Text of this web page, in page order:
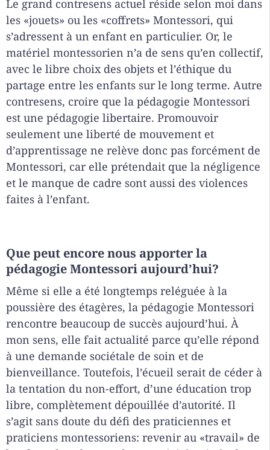
Le grand contresens actuel réside selon moi dans
les «jouets» ou les «coffrets» Montessori, qui
s’adressent à un enfant en particulier. Or, le
matériel montessorien n’a de sens qu’en collectif,
avec le libre choix des objets et l’éthique du
partage entre les enfants sur le long terme. Autre
contresens, croire que la pédagogie Montessori
est une pédagogie libertaire. Promouvoir
seulement une liberté de mouvement et
d’apprentissage ne relève donc pas forcément de
Montessori, car elle prétendait que la négligence
et le manque de cadre sont aussi des violences
faites à l’enfant.
Que peut encore nous apporter la
pédagogie Montessori aujourd’hui?
Même si elle a été longtemps reléguée à la
poussière des étagères, la pédagogie Montessori
rencontre beaucoup de succès aujourd’hui. À
mon sens, elle fait actualité parce qu’elle répond
à une demande sociétale de soin et de
bienveillance. Toutefois, l’écueil serait de céder à
la tentation du non-effort, d’une éducation trop
libre, complètement dépouillée d’autorité. Il
s’agit sans doute du défi des praticiennes et
praticiens montessoriens: revenir au «travail» de